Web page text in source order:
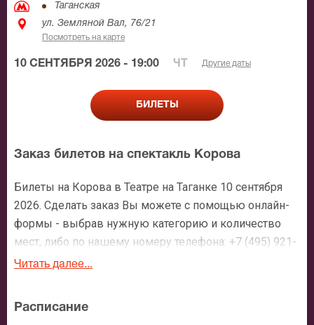
Таганская
ул. Земляной Вал, 76/21
Посмотреть на карте
10 СЕНТЯБРЯ 2026 - 19:00 ЧТ Другие даты
БИЛЕТЫ
Заказ билетов на спектакль Корова
Билеты на Корова в Театре на Таганке 10 сентября
2026. Сделать заказ Вы можете с помощью онлайн-
формы - выбрав нужную категорию и количество
мест, либо по нашему номеру телефона: +7 (495) 921-
35-00. После оформления заявки с Вами свяжется
зрительном зале, о том как заказать билет и утвердит
Читать далее...
Расписание